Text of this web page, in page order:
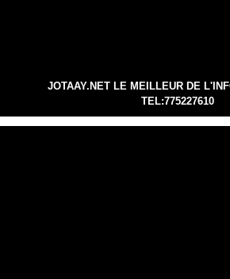
JOTAAY.NET LE MEILLEUR DE
TEL:775227610